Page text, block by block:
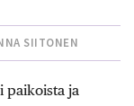
SIITONEN
paikoista ja